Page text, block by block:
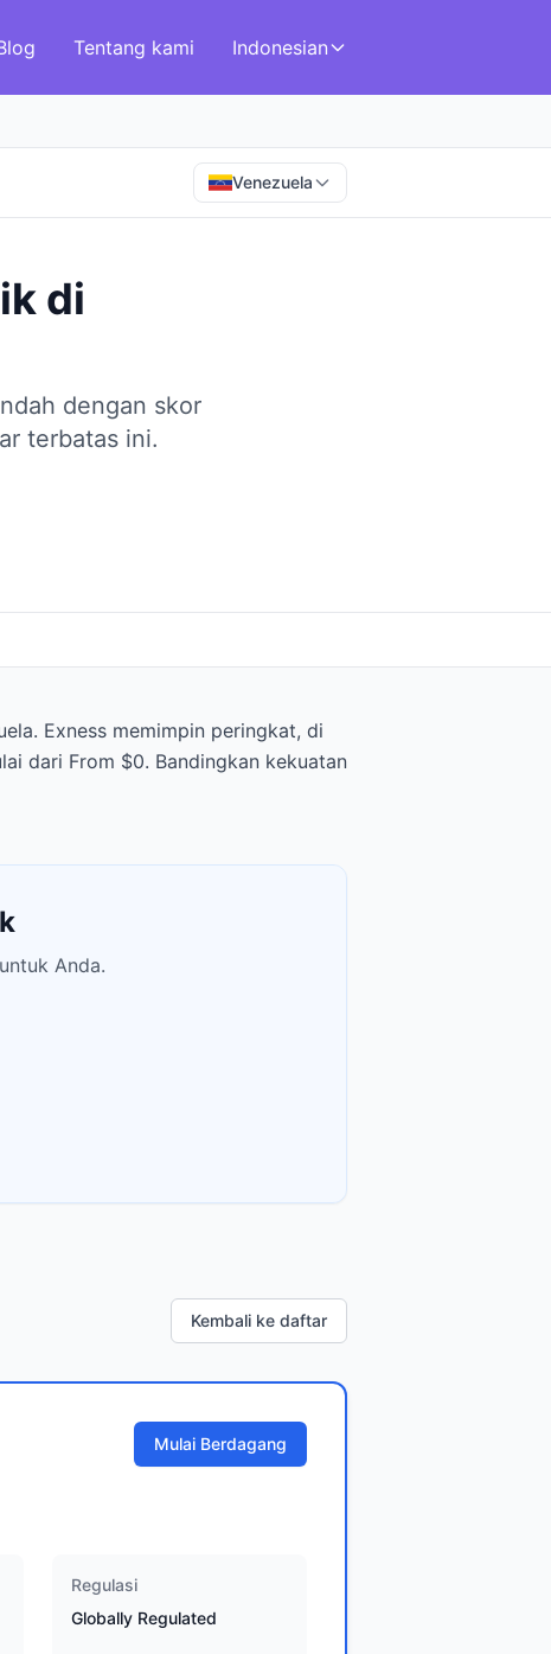
Tentang kami Indonesian
Venezuela
di
dengan skor
terbatas ini.
Exness memimpin peringkat, di
dari From $0. Bandingkan kekuatan
Anda.
Kembali ke daftar
Mulai Berdagang
Regulasi
Globally Regulated